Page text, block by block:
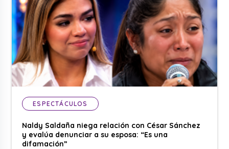
ESPECTÁCULOS
Naldy Saldaña niega relación con César Sánchez
y evalúa denunciar a su esposa: “Es una
difamación”